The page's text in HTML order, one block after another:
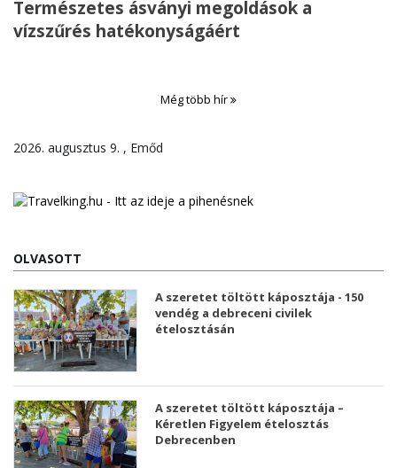
Természetes ásványi megoldások a
vízszűrés hatékonyságáért
Még több hír
2026. augusztus 9. , Emőd
OLVASOTT
A szeretet töltött káposztája - 150
vendég a debreceni civilek
ételosztásán
A szeretet töltött káposztája –
Kéretlen Figyelem ételosztás
Debrecenben